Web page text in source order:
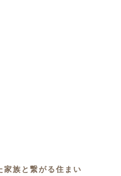
家族と繋がる住まい